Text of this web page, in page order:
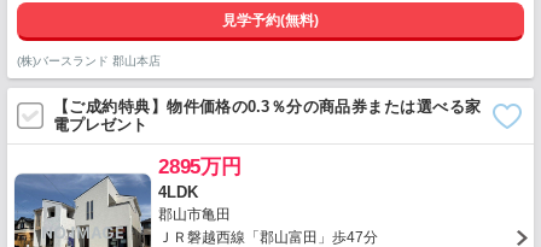
見学予約(無料)
(株)バースランド 郡山本店
【ご成約特典】物件価格の0.3％分の商品券または選べる家
電プレゼント
2895万円
4LDK
郡山市亀田
ＪＲ磐越西線「郡山富田」歩47分